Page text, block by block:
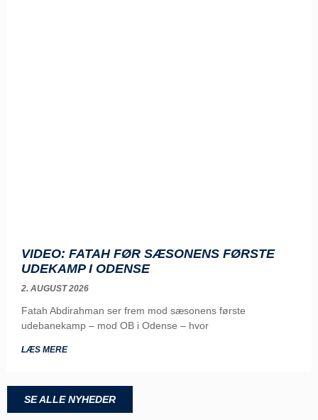
VIDEO: FATAH FØR SÆSONENS FØRSTE
UDEKAMP I ODENSE
2. AUGUST 2026
Fatah Abdirahman ser frem mod sæsonens første
udebanekamp – mod OB i Odense – hvor
LÆS MERE
SE ALLE NYHEDER